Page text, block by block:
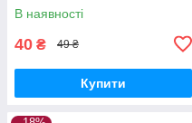
В наявності
40 ₴ 49 ₴
Купити